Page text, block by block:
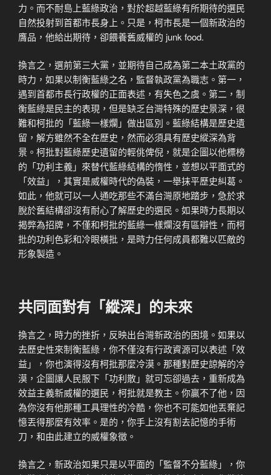
力。而不耐島上藍綠政治，對於超越藍綠有所期待的選民
自然投射到首都市長身上。只是，柯市長是一個新政治的
膺品，他給出期待，卻餵養舊威權的 junk food.
換言之，選前第三大黨，並期待自己成為第二本土政黨的
時力，如果以制衡藍綠之名，監督執政黨為職志。第一，
遇到首都市長行政權的正面表述，有失色之虞。第二，制
衡藍綠是民主的表現，但是缺乏台灣特殊的歷史景深，很
難和柯批的「藍綠一樣爛」做出區別。藍綠結構是歷史遺
留，解方雖然不全在歷史，然而必須具有歷史縱深為背
景。柯批對藍綠歷史遺留的輕佻俾倪，就是企圖以他標榜
的「功利主義」來替代藍綠結構的惰性，並想以平面式的
「效益」，其實是威權時代的偽裝，一舉抹平歷史糾葛。
如此，他就可以一人通吃那些不滿台灣原地踏步，急於求
脫於舊結構卻沒有耐心了解歷史的選民。如果時力長期以
揭弊為招牌，不僅和柯批的藍綠一樣爛沒有區辯性，而柯
批的功利色彩和冷眼橫批，是時力任何成員都難以匹敵的
形象製造。
共同面對有「縱深」的未來
換言之，時力的挫折，反映出台灣新政治的困境。如果以
去歷史性來制衡藍綠，你不僅沒有行政資源可以表述「效
益」，你也演得沒有柯批那麼冷漠。那種對歷史諒解的冷
漠，企圖讓人民服下「功利散」就可忘卻過去，重新成為
效益主義新威權的選民，柯批就是教主。你贏不了他，因
為你沒有他那種工具理性的冷酷，你也不可能如他丟棄記
憶丟得那麼有效率。是的，你手上沒有割去記憶的手術
刀，和由此建立的威權象徵。
換言之，新政治如果只是以平面的「監督不分藍綠」，你